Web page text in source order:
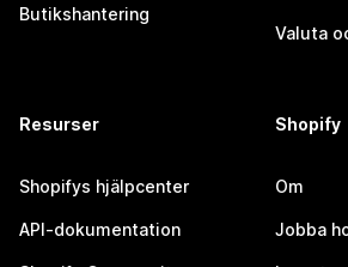
Butikshantering
Valuta
Resurser
Shopifys hjälpcenter
API-dokumentation
Shopify
Om
Jobba